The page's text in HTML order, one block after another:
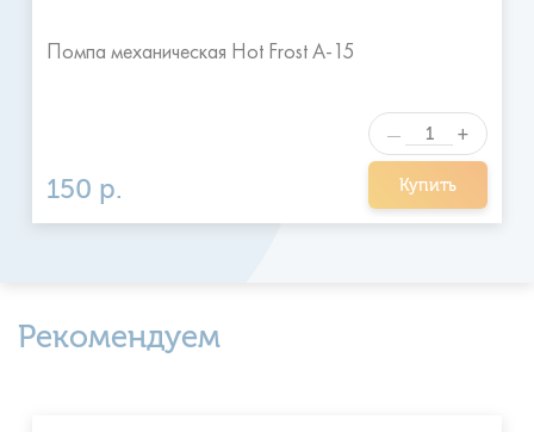
Помпа механическая Hot Frost A-15
150 р. Купить
— +
Рекомендуем